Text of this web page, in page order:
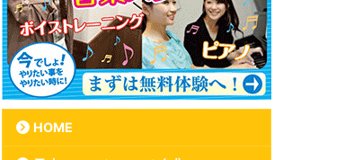
HOME